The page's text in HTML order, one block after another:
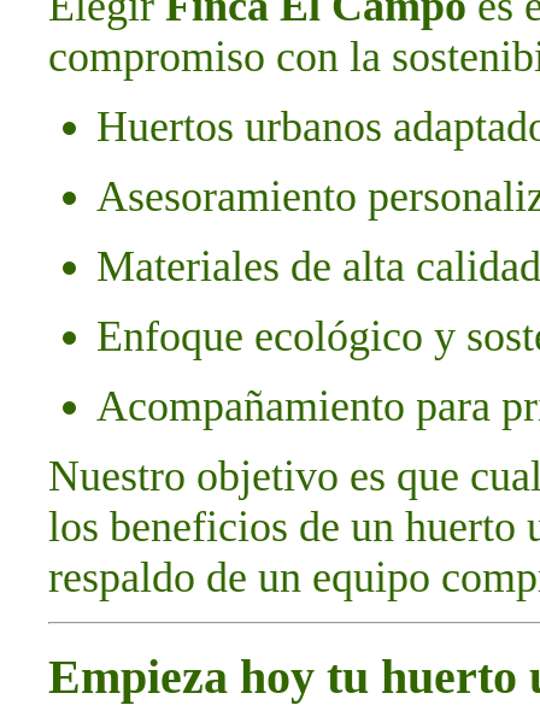
compromiso con la
Huertos urbanos
Asesoramiento
Materiales de alta calidad
Enfoque ecológico y
Acompañamiento para
Nuestro objetivo es que
los beneficios de un huerto
respaldo de un equipo
Empieza hoy tu huerto